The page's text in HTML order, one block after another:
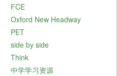
FCE
Oxford New Headway
PET
side by side
Think
中学学习资源